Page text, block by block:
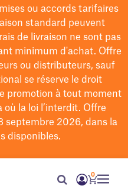
ou accords tarifaires
standard peuvent
de livraison ne sont pas
minimum d'achat. Offre
ou distributeurs, sauf
se réserve le droit
promotion à tout moment
où la loi l’interdit. Offre
septembre 2026, dans la
disponibles.
0